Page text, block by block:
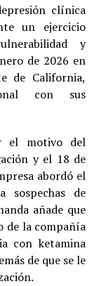
clínica
un ejercicio
y
de 2026 en
de California,
con sus
el motivo del
y el 18 de
abordó el
sospechas de
añade que
de la compañía
con ketamina
de que se le